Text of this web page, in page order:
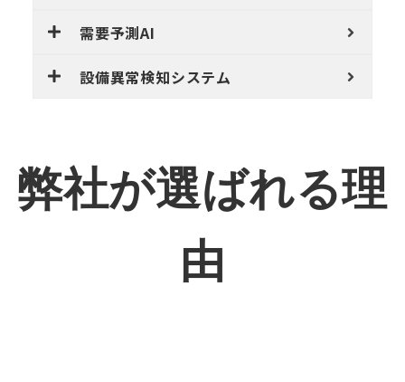
需要予測AI
設備異常検知システム
弊社が選ばれる理
由